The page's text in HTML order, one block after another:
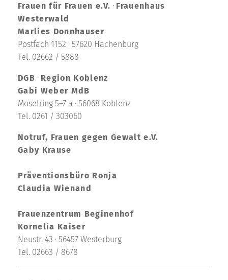
Frauen für Frauen e.V. · Frauenhaus
Westerwald
Marlies Donnhauser
Postfach 1152 · 57620 Hachenburg
Tel. 02662 / 5888
DGB · Region Koblenz
Gabi Weber MdB
Moselring 5–7 a · 56068 Koblenz
Tel. 0261 / 303060
Notruf, Frauen gegen Gewalt e.V.
Gaby Krause
Präventionsbüro Ronja
Claudia Wienand
Frauenzentrum Beginenhof
Kornelia Kaiser
Neustr. 43 · 56457 Westerburg
Tel. 02663 / 8678